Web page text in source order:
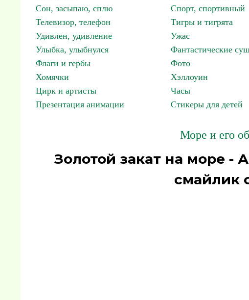
Сон, засыпаю, сплю
Спорт, спортивный
Телевизор, телефон
Тигры и тигрята
Удивлен, удивление
Ужас
Улыбка, улыбнулся
Фантастические
Флаги и гербы
Фото
Хомячки
Хэллоуин
Цирк и артисты
Часы
Презентация анимации
Стикеры для детей
Море и его
Золотой закат на море -
смайлик